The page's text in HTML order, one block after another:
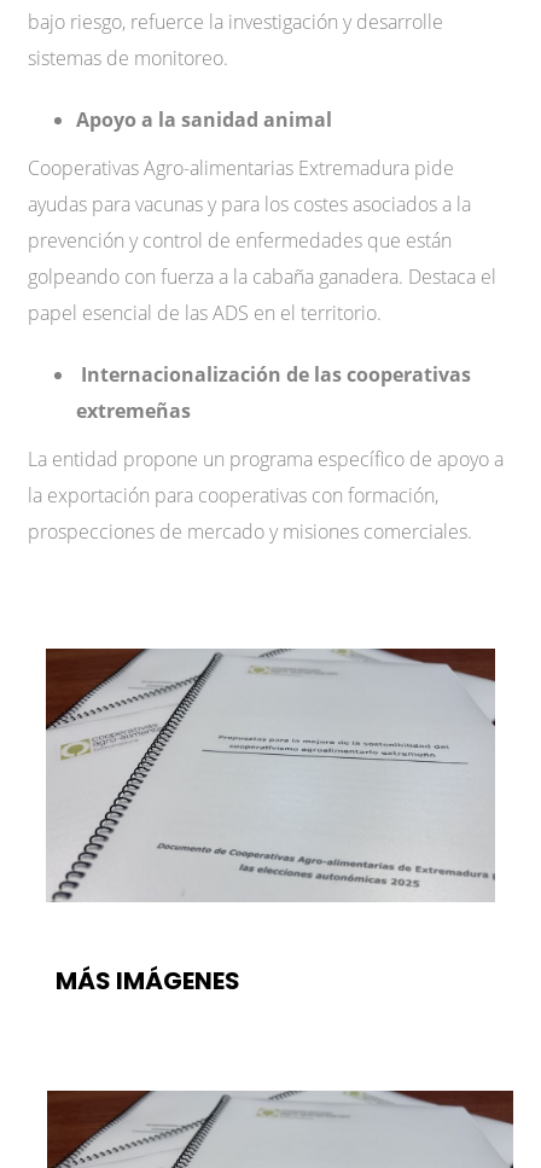
bajo riesgo, refuerce la investigación y desarrolle
sistemas de monitoreo.
Apoyo a la sanidad animal
Cooperativas Agro-alimentarias Extremadura pide
ayudas para vacunas y para los costes asociados a la
prevención y control de enfermedades que están
golpeando con fuerza a la cabaña ganadera. Destaca el
papel esencial de las ADS en el territorio.
Internacionalización de las cooperativas
extremeñas
La entidad propone un programa específico de apoyo a
la exportación para cooperativas con formación,
prospecciones de mercado y misiones comerciales.
MÁS IMÁGENES